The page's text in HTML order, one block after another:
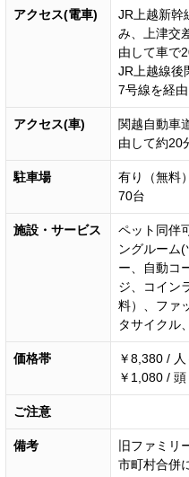
アクセス(電車)
JR上越新幹
み、上津交
由して車で
JR上越線後
7号線を経
アクセス(車)
関越自動車
由して約20
駐車場
有り（無料）
70台
施設・サービス
ペット同伴
ングルーム
ー、自動コ
ジ、コイン
料）、ファ
タサイクル
価格帯
￥8,380 / 人
￥1,080 / 頭
ご注意
備考
旧ファミリ
市町村合併